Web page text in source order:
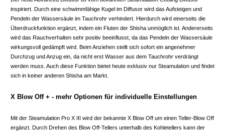
inspiriert. Durch eine schwimmfähige Kugel im Diffusor wird das Aufsteigen und
Pendeln der Wassersäule im Tauchrohr verhindert. Hierdurch wird einerseits die
Überdruckfunktion ergänzt, indem ein Fluten der Shisha unmöglich ist. Andererseits
wird das Rauchverhalten sehr positiv beeinflusst, da das Pendeln der Wassersäule
wirkungsvoll gedämpft wird. Beim Anziehen stellt sich sofort ein angenehmer
Durchzug und Anzug ein, da nicht erst Wasser aus dem Tauchrohr verdrängt
werden muss. Auch diese Funktion bietet heute exklusiv nur Steamulation und findet
sich in keiner anderen Shisha am Markt.
X Blow Off + - mehr Optionen für individuelle Einstellungen
Mit der Steamulation Pro X III wird der bekannte X Blow Off um einen Teller-Blow Off
ergänzt. Durch Drehen des Blow Off-Tellers unterhalb des Kohletellers kann der